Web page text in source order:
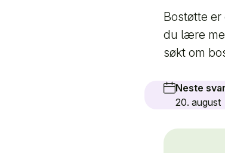
Bostøtte
du lære
søkt om
Neste
20. august